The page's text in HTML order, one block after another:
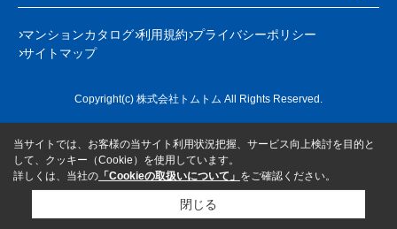
マンションカタログ 利用規約 プライバシーポリシー
サイトマップ
Copyright(c) 株式会社トムトム All Rights Reserved.
当サイトでは、お客様の当サイト利用状況把握、サービス向上検討を目的と
して、クッキー（Cookie）を使用しています。
詳しくは、当社の 「Cookieの取扱いについて」 をご確認ください。
閉じる